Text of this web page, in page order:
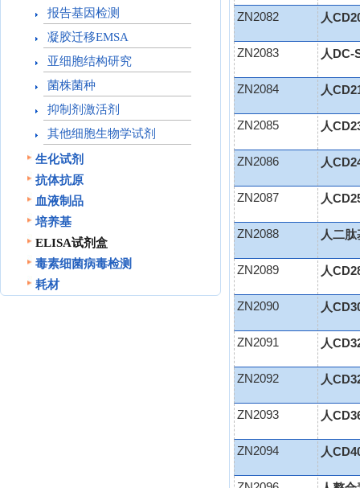
报告基因检测
凝胶迁移EMSA
亚细胞结构研究
菌株菌种
抑制剂激活剂
其他细胞生物学试剂
生化试剂
抗体抗原
血液制品
培养基
ELISA试剂盒
毒素细菌病毒检测
耗材
ZN2082 人
ZN2083 人DC-
ZN2084 人
ZN2085 人
ZN2086 人
ZN2087 人
ZN2088 人二
ZN2089 人
ZN2090 人
ZN2091 人
ZN2092 人
ZN2093 人
ZN2094 人